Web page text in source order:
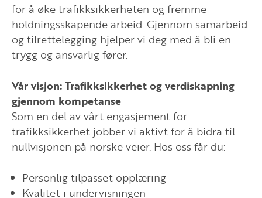
for å øke trafikksikkerheten og fremme
holdningsskapende arbeid. Gjennom samarbeid
og tilrettelegging hjelper vi deg med å bli en
trygg og ansvarlig fører.
Vår visjon:Trafikksikkerhet og verdiskapning
gjennom kompetanse
Som en del av vårt engasjement for
trafikksikkerhet jobber vi aktivt for å bidra til
nullvisjonen på norske veier. Hos oss får du:
Personlig tilpasset opplæring
Kvalitet i undervisningen